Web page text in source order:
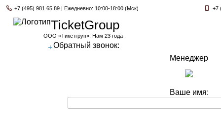
+7 (495) 981 65 89 | Ежедневно: 10:00-18:00 (Мск) +7
TicketGroup
ООО «Тикетгруп». Нам 23 года
+Обратный звонок:
Менеджер
Ваше имя: